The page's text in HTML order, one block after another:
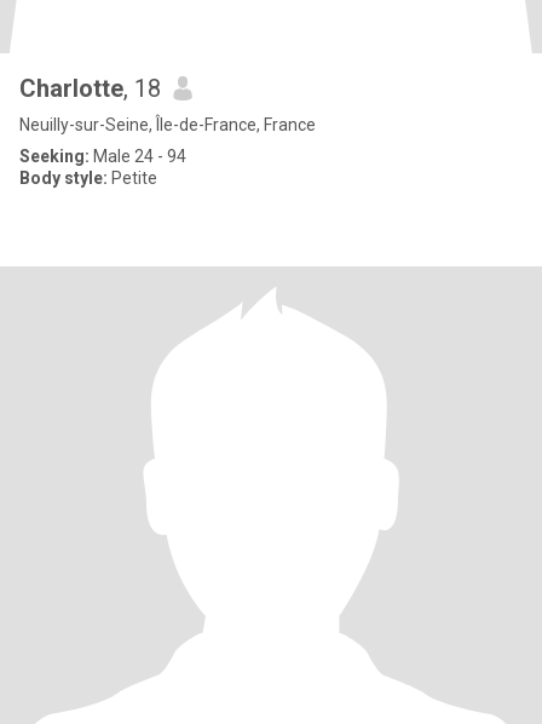
Charlotte, 18
Neuilly-sur-Seine, Île-de-France, France
Seeking: Male 24 - 94
Body style: Petite